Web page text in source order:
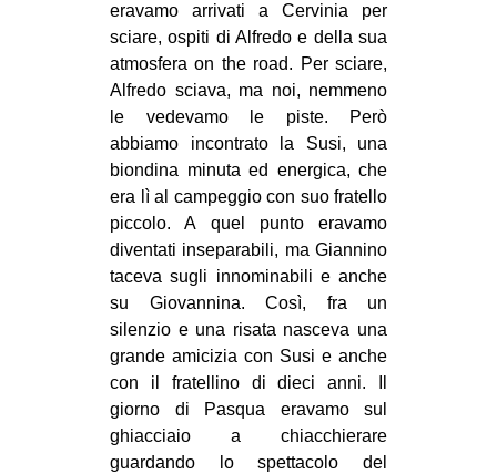
eravamo arrivati a Cervinia per
sciare, ospiti di Alfredo e della sua
atmosfera on the road. Per sciare,
Alfredo sciava, ma noi, nemmeno
le vedevamo le piste. Però
abbiamo incontrato la Susi, una
biondina minuta ed energica, che
era lì al campeggio con suo fratello
piccolo. A quel punto eravamo
diventati inseparabili, ma Giannino
taceva sugli innominabili e anche
su Giovannina. Così, fra un
silenzio e una risata nasceva una
grande amicizia con Susi e anche
con il fratellino di dieci anni. Il
giorno di Pasqua eravamo sul
ghiacciaio a chiacchierare
guardando lo spettacolo del